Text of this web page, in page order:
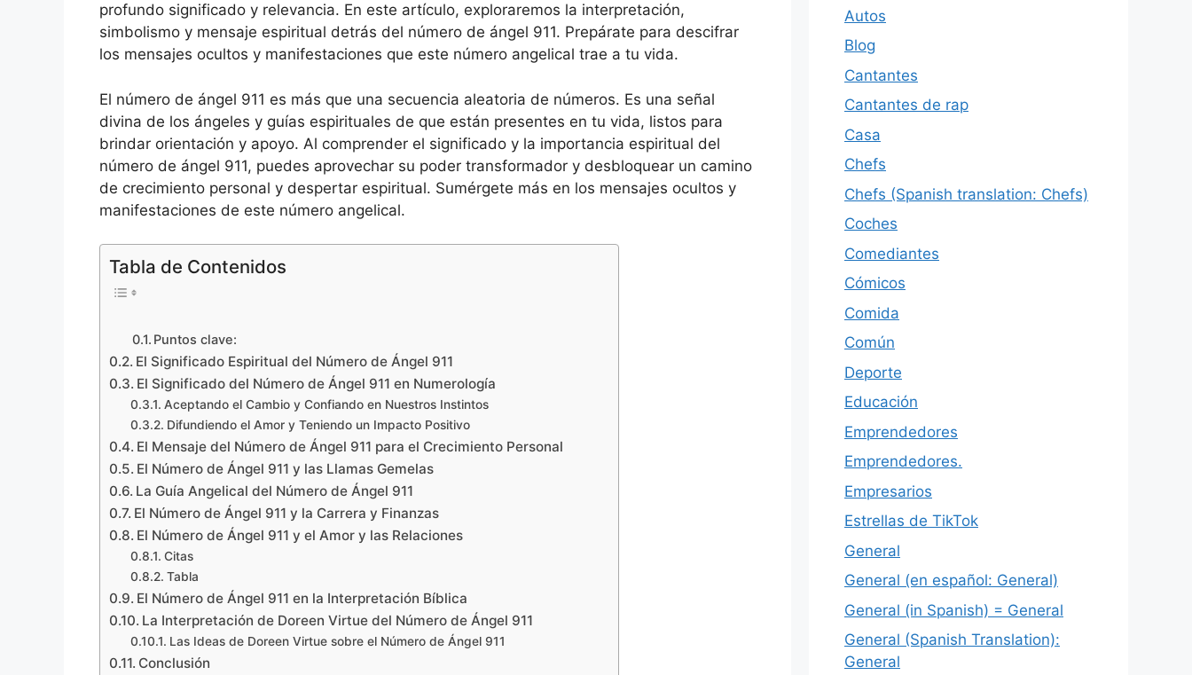
profundo significado y relevancia. En este artículo, exploraremos la interpretación,
simbolismo y mensaje espiritual detrás del número de ángel 911. Prepárate para descifrar
los mensajes ocultos y manifestaciones que este número angelical trae a tu vida.
El número de ángel 911 es más que una secuencia aleatoria de números. Es una señal
divina de los ángeles y guías espirituales de que están presentes en tu vida, listos para
brindar orientación y apoyo. Al comprender el significado y la importancia espiritual del
número de ángel 911, puedes aprovechar su poder transformador y desbloquear un camino
de crecimiento personal y despertar espiritual. Sumérgete más en los mensajes ocultos y
manifestaciones de este número angelical.
Tabla de Contenidos
Puntos clave:
El Significado Espiritual del Número de Ángel 911
El Significado del Número de Ángel 911 en Numerología
Aceptando el Cambio y Confiando en Nuestros Instintos
Difundiendo el Amor y Teniendo un Impacto Positivo
El Mensaje del Número de Ángel 911 para el Crecimiento Personal
El Número de Ángel 911 y las Llamas Gemelas
La Guía Angelical del Número de Ángel 911
El Número de Ángel 911 y la Carrera y Finanzas
El Número de Ángel 911 y el Amor y las Relaciones
Citas
Tabla
El Número de Ángel 911 en la Interpretación Bíblica
La Interpretación de Doreen Virtue del Número de Ángel 911
Las Ideas de Doreen Virtue sobre el Número de Ángel 911
Conclusión
Autos
Blog
Cantantes
Cantantes de rap
Casa
Chefs
Chefs (Spanish translation: Chefs)
Coches
Comediantes
Cómicos
Comida
Común
Deporte
Educación
Emprendedores
Emprendedores.
Empresarios
Estrellas de TikTok
General
General (en español: General)
General (in Spanish) = General
General (Spanish Translation):
General